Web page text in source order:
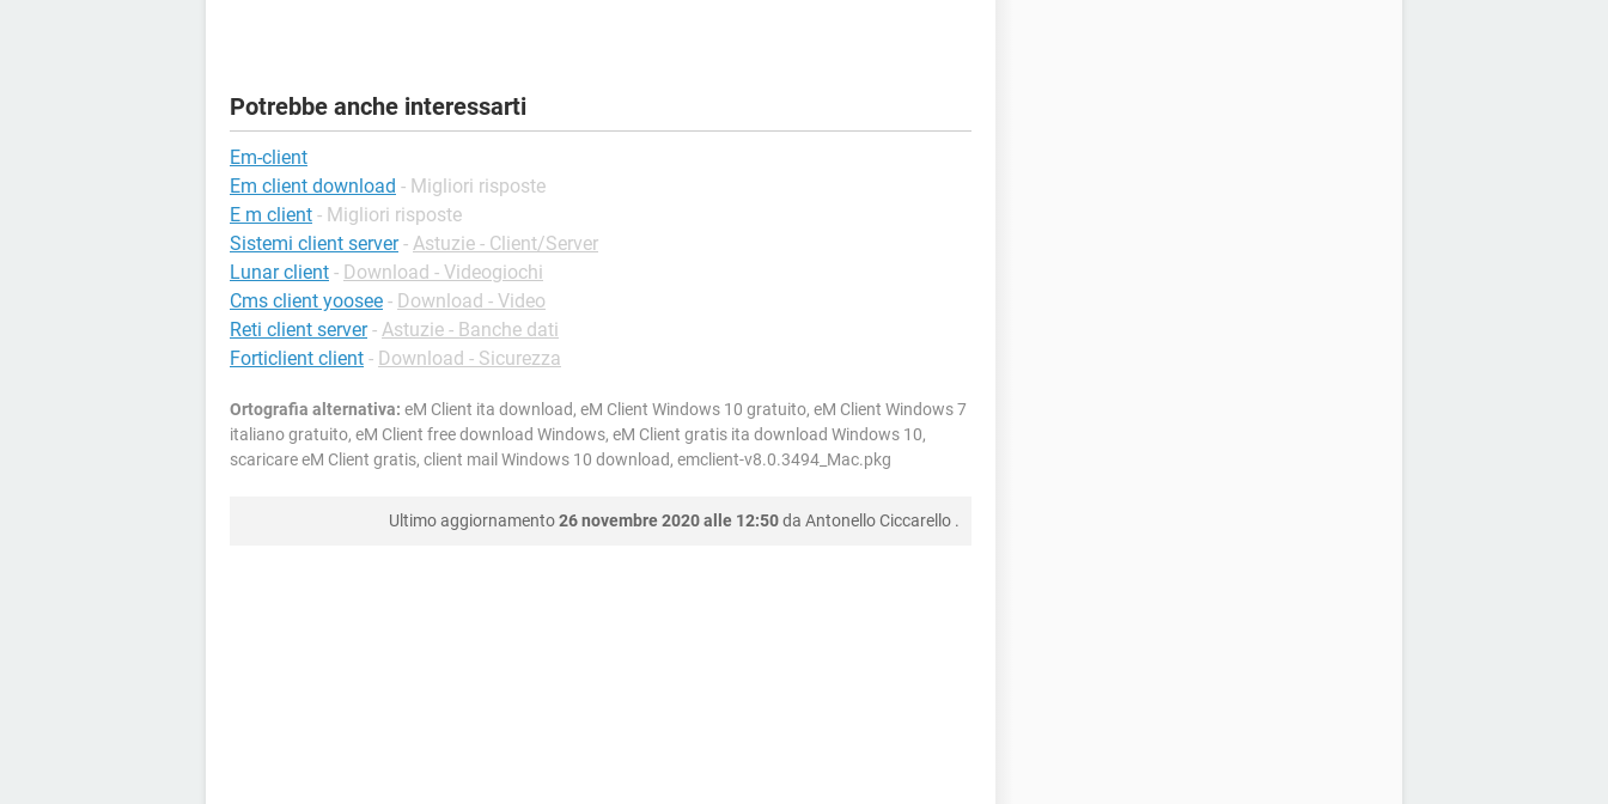
Potrebbe anche interessarti
Em-client
Em client download - Migliori risposte
E m client - Migliori risposte
Sistemi client server - Astuzie - Client/Server
Lunar client - Download - Videogiochi
Cms client yoosee - Download - Video
Reti client server - Astuzie - Banche dati
Forticlient client - Download - Sicurezza
Ortografia alternativa: eM Client ita download, eM Client Windows 10 gratuito, eM Client Windows 7
italiano gratuito, eM Client free download Windows, eM Client gratis ita download Windows 10,
scaricare eM Client gratis, client mail Windows 10 download, emclient-v8.0.3494_Mac.pkg
Ultimo aggiornamento26 novembre 2020 alle 12:50da Antonello Ciccarello .